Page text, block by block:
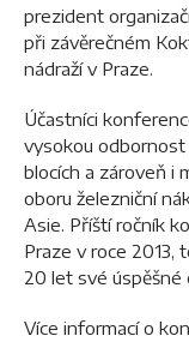
prezident
při závěrečném
nádraží v Praze.
Účastníci
vysokou
blocích a zároveň i
oboru železniční
Asie. Příští ročník
Praze v roce 2013,
20 let své úspěšné
Více informací o